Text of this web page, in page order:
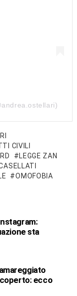
CIVILI
LEGGE ZAN
OMOFOBIA
sta
ecco